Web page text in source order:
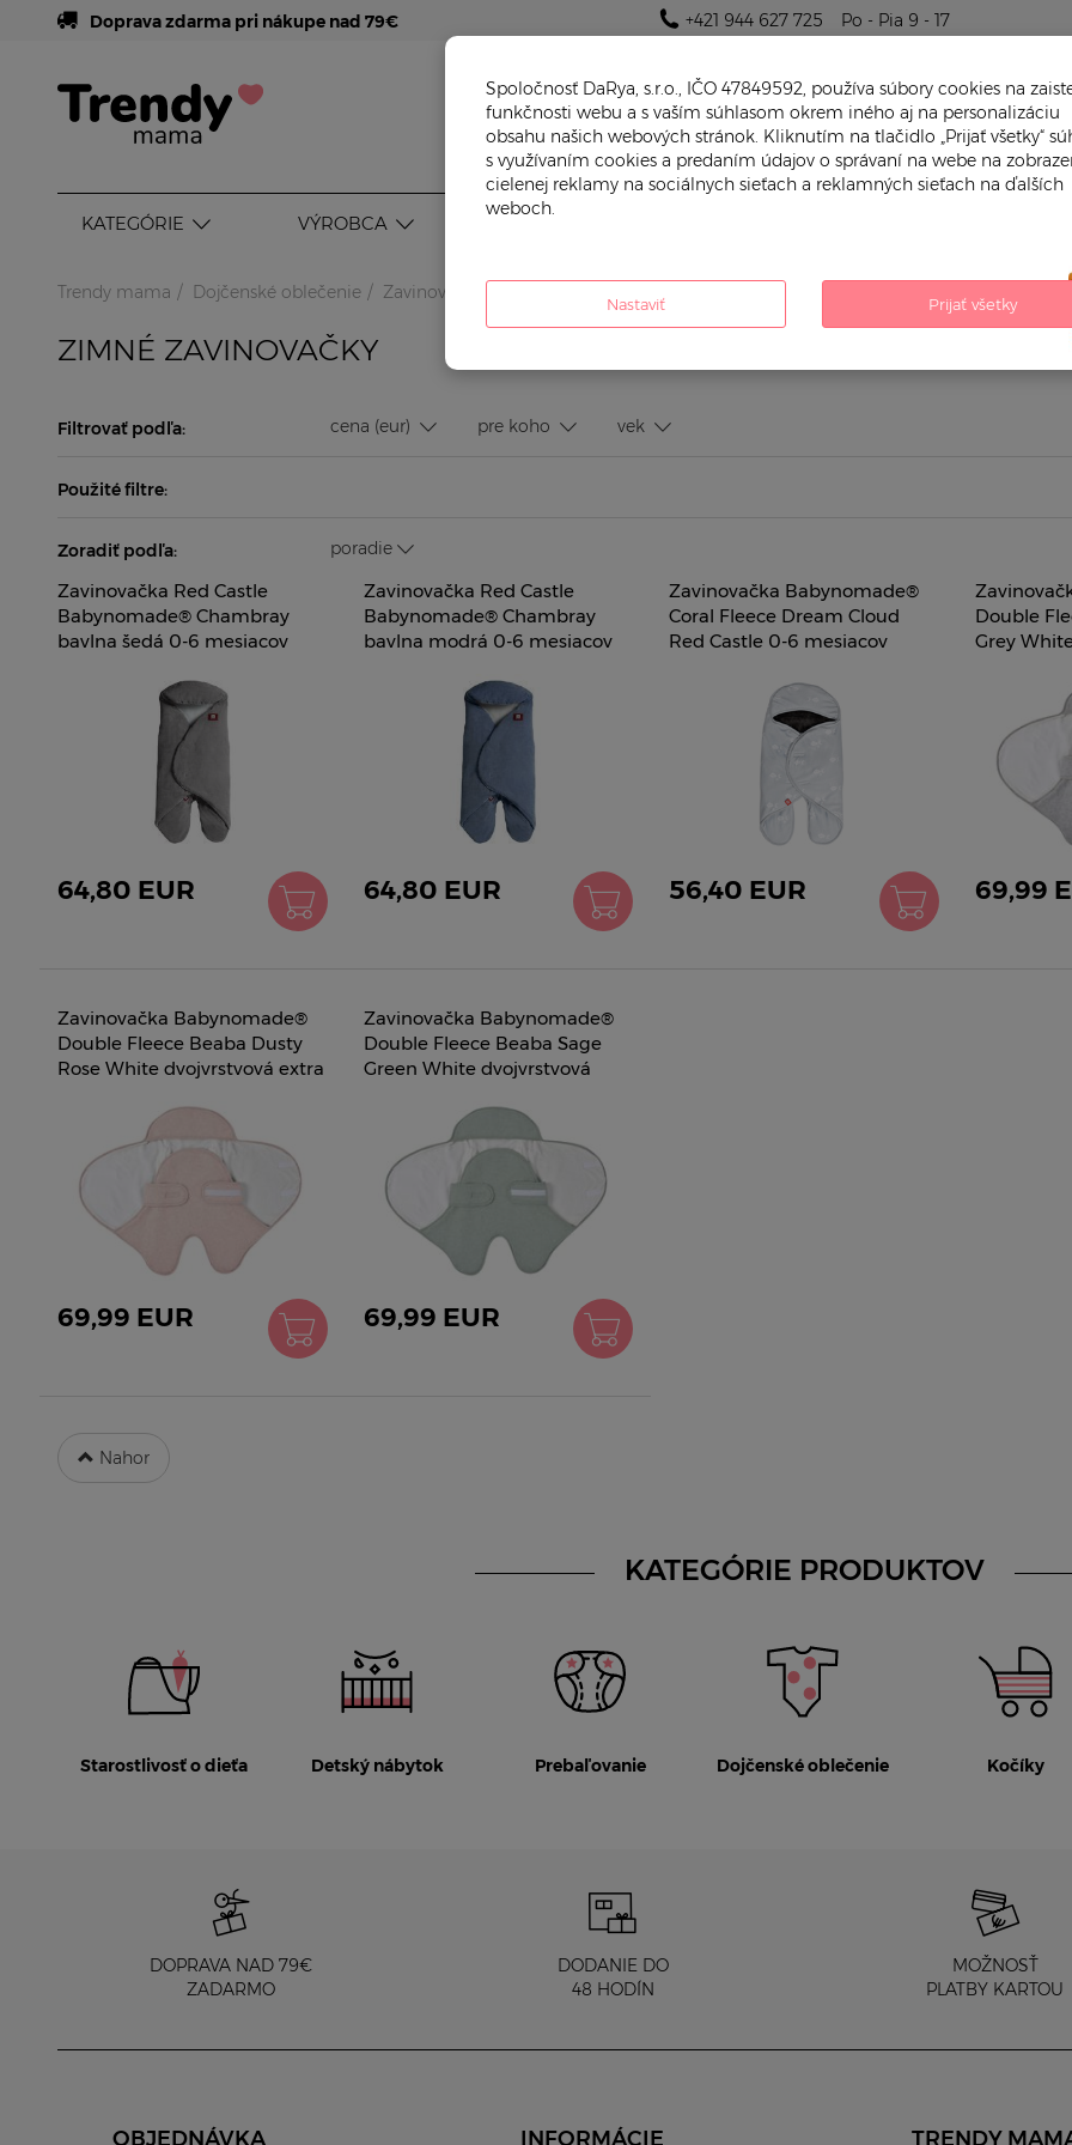
Doprava zdarma pri nákupe nad 79€ +421 944 627 725 Po - Pia 9 - 17
KATEGÓRIE VÝROBCA
Trendy mama Dojčenské oblečenie Zavinovačky
ZIMNÉ ZAVINOVAČKY
Filtrovať podľa:
Použité filtre:
Zoradiť podľa: poradie
Zavinovačka Red Castle
Babynomade® Chambray
bavlna šedá 0-6 mesiacov
64,80 EUR
Zavinovačka Red Castle
Babynomade® Chambray
bavlna modrá 0-6 mesiacov
64,80 EUR
Zavinovačka Babynomade®
Coral Fleece Dream Cloud
Red Castle 0-6 mesiacov
56,40 EUR
Double
Grey
69,99
Zavinovačka Babynomade®
Double Fleece Beaba Dusty
Rose White dvojvrstvová extra
69,99 EUR
Zavinovačka Babynomade®
Double Fleece Beaba Sage
Green White dvojvrstvová
69,99 EUR
Nahor
KATEGÓRIE PRODUKTOV
Starostlivosť o dieťa Detský nábytok Prebaľovanie Dojčenské oblečenie Kočíky
DOPRAVA NAD 79€
ZADARMO
DODANIE DO
48 HODÍN
MOŽNOSŤ
PLATBY KARTOU
OBJEDNÁVKA INFORMÁCIE TRENDY
Spoločnosť DaRya, s.r.o., IČO 47849592, používa súbory cookies na
funkčnosti webu a s vaším súhlasom okrem iného aj na personalizáciu
obsahu našich webových stránok. Kliknutím na tlačidlo „Prijať všetky“
s využívaním cookies a predaním údajov o správaní na webe na
cielenej reklamy na sociálnych sieťach a reklamných sieťach na ďalších
weboch.
Nastaviť Prijať všetky